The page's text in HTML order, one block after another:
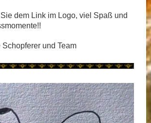
dem Link im Logo, viel Spaß und
Schopferer und Team